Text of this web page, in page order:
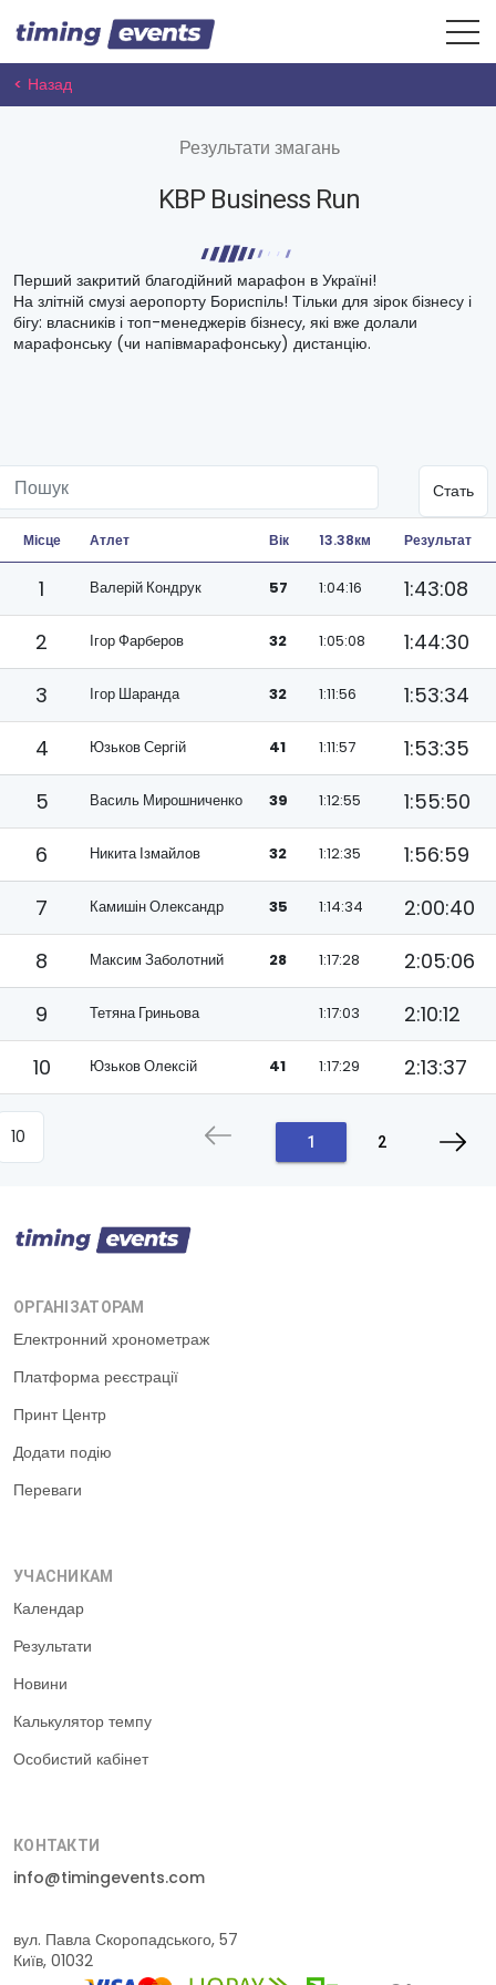
< Назад
Результати змагань
KBP Business Run
Перший закритий благодійний марафон в Україні!
На злітній смузі аеропорту Бориспіль! Тільки для зірок бізнесу і
бігу: власників і топ-менеджерів бізнесу, які вже долали
марафонську (чи напівмарафонську) дистанцію.
Місце Атлет Вік 13.38км Результат
1 Валерій Кондрук 57 1:04:16
1:43:08
2
Ігор Фарберов 32 1:05:08
1:44:30
3
Ігор Шаранда 32 1:11:56
1:53:34
4
Юзьков Сергій 41 1:11:57
1:53:35
5
Василь Мирошниченко 39 1:12:55
1:55:50
6
Никита Ізмайлов 32 1:12:35
1:56:59
7
Камишін Олександр 35 1:14:34
2:00:40
8
Максим Заболотний 28 1:17:28
2:05:06
9
Тетяна Гриньова 1:17:03
2:10:12
10
Юзьков Олексій 41 1:17:29 2:13:37
1 2
ОРГАНІЗАТОРАМ
Електронний хронометраж
Платформа реєстрації
Принт Центр
Додати подію
Переваги
УЧАСНИКАМ
Календар
Результати
Новини
Калькулятор темпу
Особистий кабінет
КОНТАКТИ
info@timingevents.com
вул. Павла Скоропадського, 57
Київ, 01032